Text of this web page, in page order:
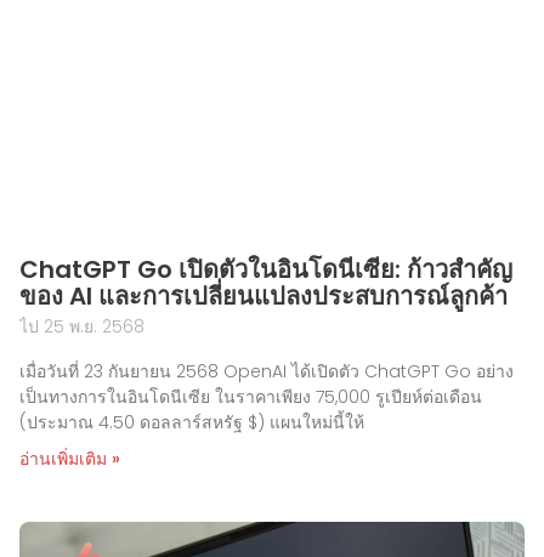
ChatGPT Go เปิดตัวในอินโดนีเซีย: ก้าวสำคัญ
ของ AI และการเปลี่ยนแปลงประสบการณ์ลูกค้า
ไป 25 พ.ย. 2568
เมื่อวันที่ 23 กันยายน 2568 OpenAI ได้เปิดตัว ChatGPT Go อย่าง
เป็นทางการในอินโดนีเซีย ในราคาเพียง 75,000 รูเปียห์ต่อเดือน
(ประมาณ 4.50 ดอลลาร์สหรัฐ $) แผนใหม่นี้ให้
อ่านเพิ่มเติม »